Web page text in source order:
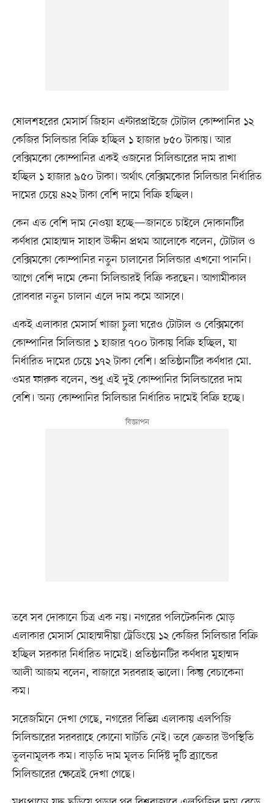
ষোলশহরের মেসার্স জিহান এন্টারপ্রাইজে টোটাল কোম্পানির ১২
কেজির সিলিন্ডার বিক্রি হচ্ছিল ১ হাজার ৮৫০ টাকায়। আর
বেক্সিমকো কোম্পানির একই ওজনের সিলিন্ডারের দাম রাখা
হচ্ছিল ১ হাজার ৯৫০ টাকা। অর্থাৎ বেক্সিমকোর সিলিন্ডার নির্ধারিত
দামের চেয়ে ৪২২ টাকা বেশি দামে বিক্রি হচ্ছিল।
কেন এত বেশি দাম নেওয়া হচ্ছে—জানতে চাইলে দোকানটির
কর্ণধার মোহাম্মদ সাহাব উদ্দীন প্রথম আলোকে বলেন, টোটাল ও
বেক্সিমকো কোম্পানির নতুন চালানের সিলিন্ডার এখনো পাননি।
আগে বেশি দামে কেনা সিলিন্ডারই বিক্রি করছেন। আগামীকাল
রোববার নতুন চালান এলে দাম কমে আসবে।
একই এলাকার মেসার্স খাজা চুলা ঘরেও টোটাল ও বেক্সিমকো
কোম্পানির সিলিন্ডার ১ হাজার ৭০০ টাকায় বিক্রি হচ্ছিল, যা
নির্ধারিত দামের চেয়ে ১৭২ টাকা বেশি। প্রতিষ্ঠানটির কর্ণধার মো.
ওমর ফারুক বলেন, শুধু এই দুই কোম্পানির সিলিন্ডারের দাম
বেশি। অন্য কোম্পানির সিলিন্ডার নির্ধারিত দামেই বিক্রি হচ্ছে।
তবে সব দোকানে চিত্র এক নয়। নগরের পলিটেকনিক মোড়
এলাকার মেসার্স মোহাম্মদীয়া ট্রেডিংয়ে ১২ কেজির সিলিন্ডার বিক্রি
হচ্ছিল সরকার নির্ধারিত দামেই। প্রতিষ্ঠানটির কর্ণধার মুহাম্মদ
আলী আজম বলেন, বাজারে সরবরাহ ভালো। কিন্তু বেচাকেনা
কম।
সরেজমিনে দেখা গেছে, নগরের বিভিন্ন এলাকায় এলপিজি
সিলিন্ডারের সরবরাহে কোনো ঘাটতি নেই। তবে ক্রেতার উপস্থিতি
তুলনামূলক কম। বাড়তি দাম মূলত নির্দিষ্ট দুটি ব্র্যান্ডের
সিলিন্ডারের ক্ষেত্রেই দেখা গেছে।